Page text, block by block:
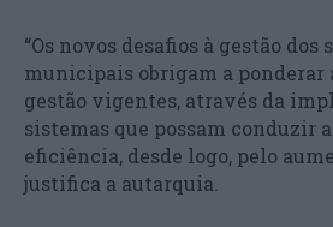
“Os novos desafios à gestão dos
municipais obrigam a ponderar
gestão vigentes, através da
sistemas que possam conduzir
eficiência, desde logo, pelo
justifica a autarquia.